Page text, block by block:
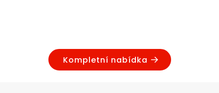
Kompletní nabídka